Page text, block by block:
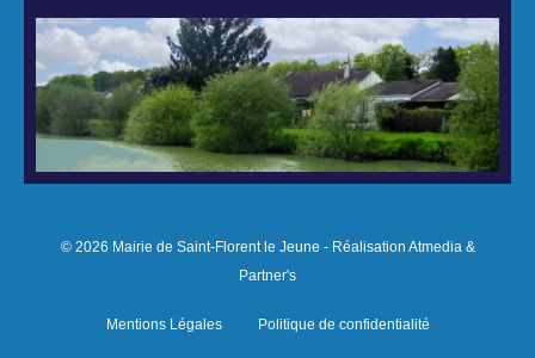
© 2026 Mairie de Saint-Florent le Jeune - Réalisation Atmedia &
Partner's
Mentions Légales Politique de confidentialité